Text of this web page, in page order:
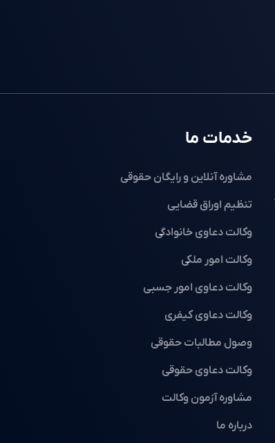
خدمات ما
مشاوره آنلاین و رایگان حقوقی
تنظیم اوراق قضایی
وکالت دعاوی خانوادگی
وکالت امور ملکی
وکالت دعاوی امور حِسبی
وکالت دعاوی کیفری
وصول مطالبات حقوقی
وکالت دعاوی حقوقی
مشاوره آزمون وکالت
درباره ما